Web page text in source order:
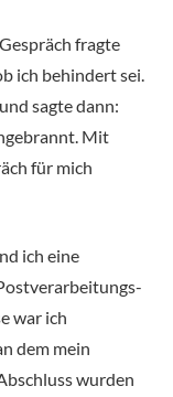
fragte
ich behindert sei.
sagte dann:
Mit
für mich
ich eine
war ich
dem mein
wurden